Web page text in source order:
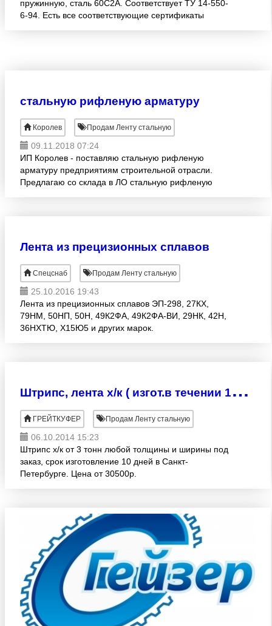
пружинную, сталь 60С2А. Соответствует ТУ 14-550-
6-94. Есть все соответствующие сертификаты
стальную рифленую арматуру
Королев Продам Ленту стальную
09.11.2018 07:24
ИП Королев - поставляю стальную рифленую
арматуру предприятиям строительной отрасли.
Предлагаю со склада в ЛО стальную рифленую
Лента из прецизионных сплавов
Спецснаб Продам Ленту стальную
25.10.2016 19:43
Лента из прецизионных сплавов ЭП-298, 27КХ,
79НМ, 50НП, 50Н, 49К2ФА, 49К2ФА-ВИ, 29НК, 42Н,
36НХТЮ, Х15Ю5 и других марок.
Ш
трипс, лента х/к ( изгот.в течении 10 дней)
ГРЕЙТКУФЕР Продам Ленту стальную
06.10.2014 15:23
Штрипс х/к от 3 тонн любой толщины и ширины под
заказ, срок изготовление 10 дней в Санкт-
Петербурге. Цена от 30500р.